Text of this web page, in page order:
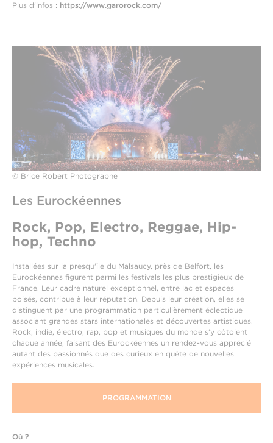
Plus d'infos : https://www.garorock.com/
© Brice Robert Photographe
Les Eurockéennes
Rock, Pop, Electro, Reggae, Hip-
hop, Techno
Installées sur la presqu'île du Malsaucy, près de Belfort, les
Eurockéennes figurent parmi les festivals les plus prestigieux de
France. Leur cadre naturel exceptionnel, entre lac et espaces
boisés, contribue à leur réputation. Depuis leur création, elles se
distinguent par une programmation particulièrement éclectique
associant grandes stars internationales et découvertes artistiques.
Rock, indie, électro, rap, pop et musiques du monde s'y côtoient
chaque année, faisant des Eurockéennes un rendez-vous apprécié
autant des passionnés que des curieux en quête de nouvelles
expériences musicales.
PROGRAMMATION
Où ?